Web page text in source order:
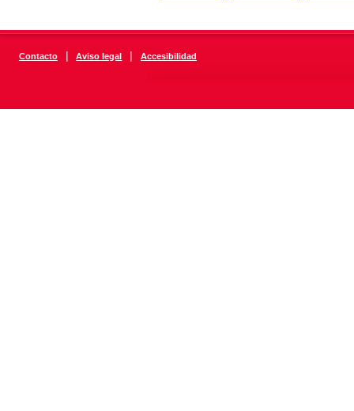
Contacto | Aviso legal | Accesibilidad